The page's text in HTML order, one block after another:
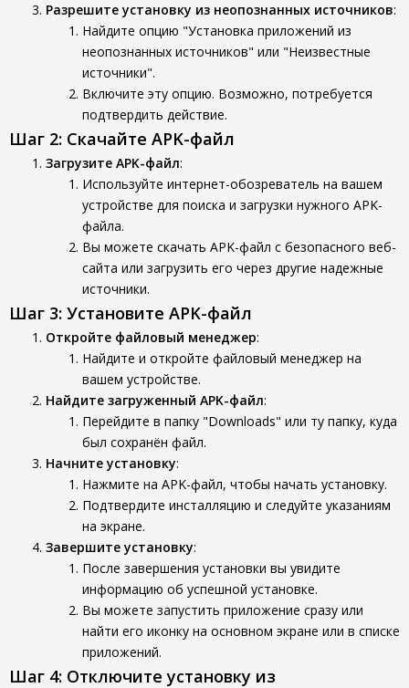
Разрешите установку из неопознанных источников:
Найдите опцию "Установка приложений из
неопознанных источников" или "Неизвестные
источники".
Включите эту опцию. Возможно, потребуется
подтвердить действие.
Шаг 2: Скачайте APK-файл
Загрузите APK-файл:
Используйте интернет-обозреватель на вашем
устройстве для поиска и загрузки нужного APK-
файла.
Вы можете скачать APK-файл с безопасного веб-
сайта или загрузить его через другие надежные
источники.
Шаг 3: Установите APK-файл
Откройте файловый менеджер:
Найдите и откройте файловый менеджер на
вашем устройстве.
Найдите загруженный APK-файл:
Перейдите в папку "Downloads" или ту папку, куда
был сохранён файл.
Начните установку:
Нажмите на APK-файл, чтобы начать установку.
Подтвердите инсталляцию и следуйте указаниям
на экране.
Завершите установку:
После завершения установки вы увидите
информацию об успешной установке.
Вы можете запустить приложение сразу или
найти его иконку на основном экране или в списке
приложений.
Шаг 4: Отключите установку из